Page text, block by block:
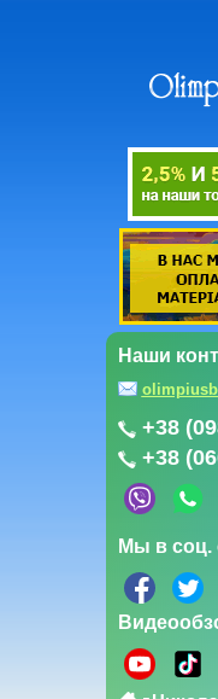
Наши
+38
+38
Мы в соц.